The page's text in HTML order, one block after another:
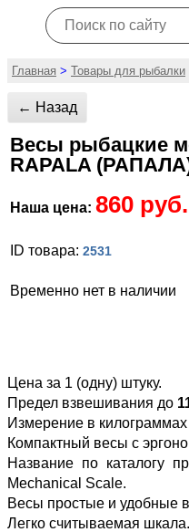
Главная > Товары для рыбалки
← Назад
Весы рыбацкие
RAPALA
Наша цена: 860 руб.
ID товара: 2531
Временно нет в наличии
Цена за 1 (одну) штуку.
Предел взвешивания до
Измерение в
Компактный весы с
Название по каталогу
Mechanical Scale.
Весы простые и удобные
Легко считываемая шкала.